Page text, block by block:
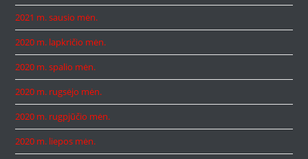
2021 m. sausio mėn.
2020 m. lapkričio mėn.
2020 m. spalio mėn.
2020 m. rugsėjo mėn.
2020 m. rugpjūčio mėn.
2020 m. liepos mėn.